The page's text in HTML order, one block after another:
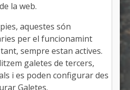
García Maigí
Tarragona
8.607
136,64 km2
la web.
aquestes són
per el funcionamint
sempre estan actives.
galetes de tercers,
i es poden configurar des
Galetes.